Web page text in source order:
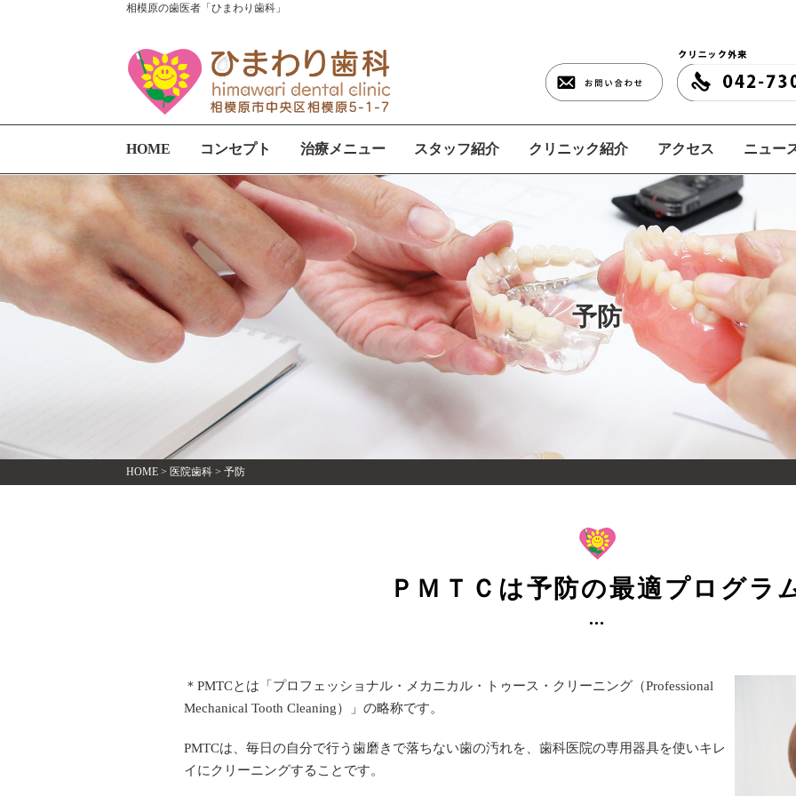
相模原の歯医者「ひまわり歯科」
HOME コンセプト 治療メニュー スタッフ紹介 クリニック紹介 アクセス ニュー
予防
HOME > 医院歯科 > 予防
ＰＭＴＣは予防の最適プログラ
＊PMTCとは「プロフェッショナル・メカニカル・トゥース・クリーニング（Professional
Mechanical Tooth Cleaning）」の略称です。
PMTCは、毎日の自分で行う歯磨きで落ちない歯の汚れを、歯科医院の専用器具を使いキレ
イにクリーニングすることです。